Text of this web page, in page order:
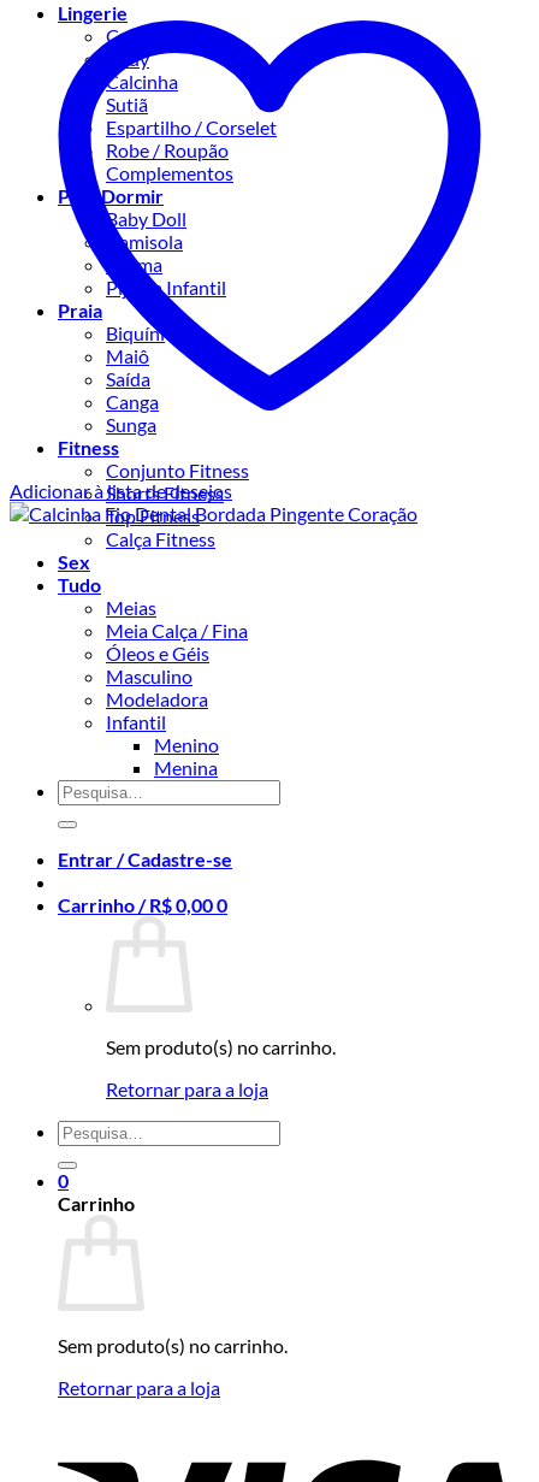
Lingerie
Conjuntos
Body
Calcinha
Sutiã
Espartilho / Corselet
Robe / Roupão
Complementos
Para Dormir
Baby Doll
Camisola
Pijama
Pijama Infantil
Praia
Biquíni
Maiô
Saída
Canga
Sunga
Fitness
Conjunto Fitness
Shorts Fitness
Top Fitness
Calça Fitness
Sex
Tudo
Meias
Meia Calça / Fina
Óleos e Géis
Masculino
Modeladora
Infantil
Menino
Menina
Pesquisar
por:
Entrar / Cadastre-se
Carrinho /R$0,000
Sem produto(s) no carrinho.
Retornar para a loja
Pesquisar
por:
0
Carrinho
Sem produto(s) no carrinho.
Retornar para a loja
Adicionar à lista de desejos